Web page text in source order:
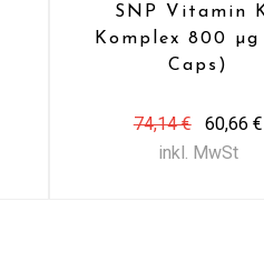
SNP Vitamin
Komplex 800 µg
Caps)
74,14 €
60,66 €
inkl. MwSt